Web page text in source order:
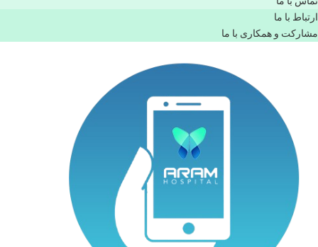
ارتباط با ما
مشاركت و همكاری با ما